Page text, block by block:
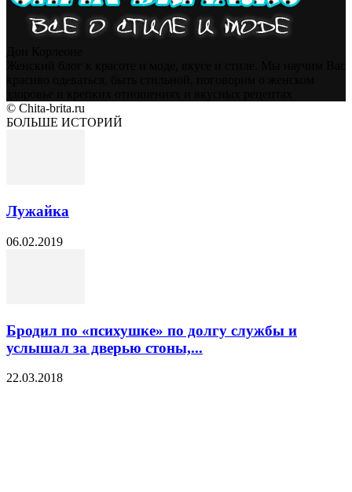
© Chita-brita.ru
БОЛЬШЕ ИСТОРИЙ
Лужайка
06.02.2019
Бродил по «психушке» по долгу службы и
услышал за дверью стоны,...
22.03.2018